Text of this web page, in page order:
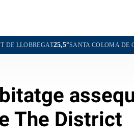
25,5°SANTA COLOMA DE GRAMENET25,3°
The District